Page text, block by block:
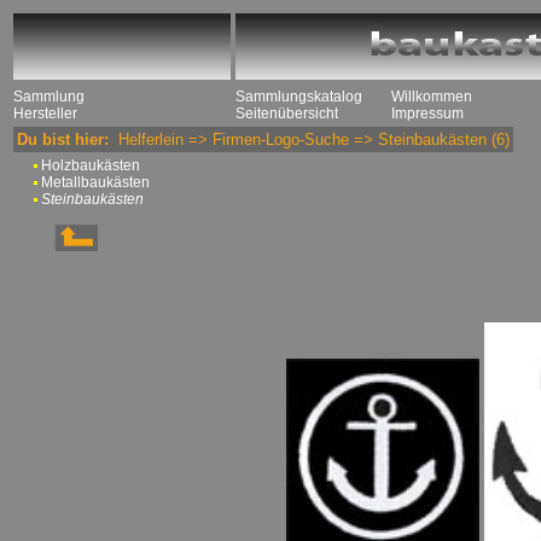
Sammlung
Hersteller
Sammlungskatalog
Seitenübersicht
Willkommen
Impressum
Du bist hier: Helferlein => Firmen-Logo-Suche => Steinbaukästen (6)
Holzbaukästen
Metallbaukästen
Steinbaukästen